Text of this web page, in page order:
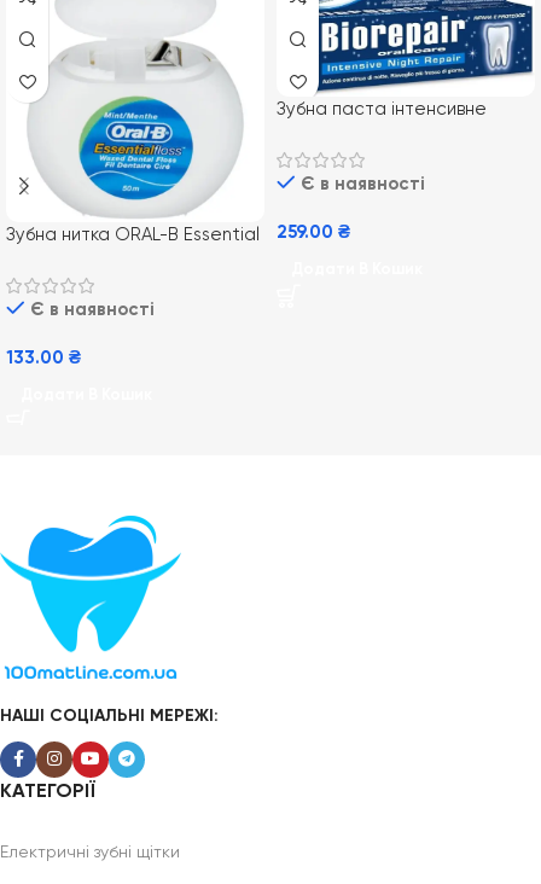
Зубна нитка ORAL-B Essential
Є в наявності
133.00 ₴
Зубна паста інтенсивне
75 мл
Є в наявності
259.00 ₴
НАШІ СОЦІАЛЬНІ МЕРЕЖІ:
КАТЕГОРІЇ
Електричні зубні щітки